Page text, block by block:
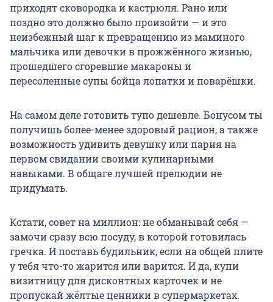
приходят сковородка и кастрюля. Рано или
поздно это должно было произойти — и это
неизбежный шаг к превращению из маминого
мальчика или девочки в прожжённого жизнью,
прошедшего сгоревшие макароны и
пересоленные супы бойца лопатки и поварёшки.
На самом деле готовить тупо дешевле. Бонусом ты
получишь более-менее здоровый рацион, а также
возможность удивить девушку или парня на
первом свидании своими кулинарными
навыками. В общаге лучшей прелюдии не
придумать.
Кстати, совет на миллион: не обманывай себя —
замочи сразу всю посуду, в которой готовилась
гречка. И поставь будильник, если на общей плите
у тебя что-то жарится или варится. И да, купи
визитницу для дисконтных карточек и не
пропускай жёлтые ценники в супермаркетах.